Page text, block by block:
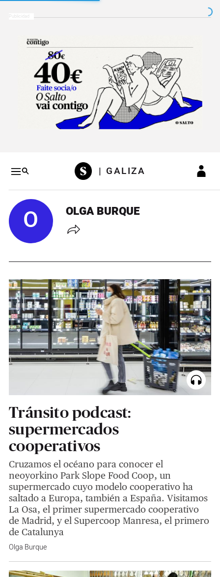
Salto a contenidoSalto a navegación
| GALIZA
O OLGA BURQUE
Tránsito podcast:
supermercados
cooperativos
Cruzamos el océano para conocer el
neoyorkino Park Slope Food Coop, un
supermercado cuyo modelo cooperativo ha
saltado a Europa, también a España. Visitamos
La Osa, el primer supermercado cooperativo
de Madrid, y el Supercoop Manresa, el primero
de Catalunya
Olga Burque